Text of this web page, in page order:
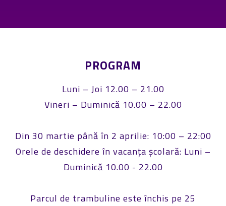
PROGRAM
Luni – Joi 12.00 – 21.00
Vineri – Duminică 10.00 – 22.00
Din 30 martie până în 2 aprilie: 10:00 – 22:00
Orele de deschidere în vacanța școlară: Luni –
Duminică 10.00 - 22.00
Parcul de trambuline este închis pe 25